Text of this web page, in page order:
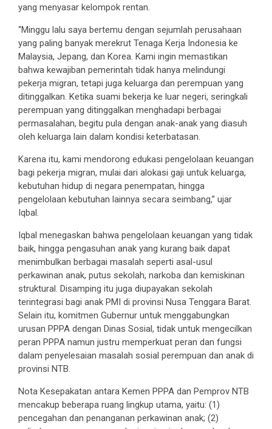
yang menyasar kelompok rentan.
“Minggu lalu saya bertemu dengan sejumlah perusahaan
yang paling banyak merekrut Tenaga Kerja Indonesia ke
Malaysia, Jepang, dan Korea. Kami ingin memastikan
bahwa kewajiban pemerintah tidak hanya melindungi
pekerja migran, tetapi juga keluarga dan perempuan yang
ditinggalkan. Ketika suami bekerja ke luar negeri, seringkali
perempuan yang ditinggalkan menghadapi berbagai
permasalahan, begitu pula dengan anak-anak yang diasuh
oleh keluarga lain dalam kondisi keterbatasan.
Karena itu, kami mendorong edukasi pengelolaan keuangan
bagi pekerja migran, mulai dari alokasi gaji untuk keluarga,
kebutuhan hidup di negara penempatan, hingga
pengelolaan kebutuhan lainnya secara seimbang,” ujar
Iqbal.
Iqbal menegaskan bahwa pengelolaan keuangan yang tidak
baik, hingga pengasuhan anak yang kurang baik dapat
menimbulkan berbagai masalah seperti asal-usul
perkawinan anak, putus sekolah, narkoba dan kemiskinan
struktural. Disamping itu juga diupayakan sekolah
terintegrasi bagi anak PMI di provinsi Nusa Tenggara Barat.
Selain itu, komitmen Gubernur untuk menggabungkan
urusan PPPA dengan Dinas Sosial, tidak untuk mengecilkan
peran PPPA namun justru memperkuat peran dan fungsi
dalam penyelesaian masalah sosial perempuan dan anak di
provinsi NTB.
Nota Kesepakatan antara Kemen PPPA dan Pemprov NTB
mencakup beberapa ruang lingkup utama, yaitu: (1)
pencegahan dan penanganan perkawinan anak; (2)